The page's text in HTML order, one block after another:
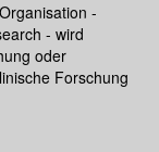
-
- wird
oder
Forschung